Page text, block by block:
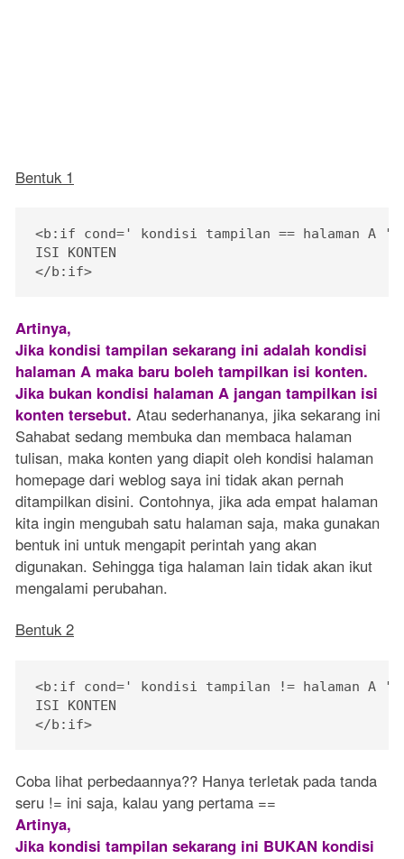
Bentuk 1
<b:if cond=' kondisi tampilan == halaman A '>
ISI KONTEN
</b:if>
Artinya,
Jika kondisi tampilan sekarang ini adalah kondisi
halaman A maka baru boleh tampilkan isi konten.
Jika bukan kondisi halaman A jangan tampilkan isi
konten tersebut. Atau sederhananya, jika sekarang ini
Sahabat sedang membuka dan membaca halaman
tulisan, maka konten yang diapit oleh kondisi halaman
homepage dari weblog saya ini tidak akan pernah
ditampilkan disini. Contohnya, jika ada empat halaman
kita ingin mengubah satu halaman saja, maka gunakan
bentuk ini untuk mengapit perintah yang akan
digunakan. Sehingga tiga halaman lain tidak akan ikut
mengalami perubahan.
Bentuk 2
<b:if cond=' kondisi tampilan != halaman A '>
ISI KONTEN
</b:if>
Coba lihat perbedaannya?? Hanya terletak pada tanda
seru != ini saja, kalau yang pertama ==
Artinya,
Jika kondisi tampilan sekarang ini BUKAN kondisi